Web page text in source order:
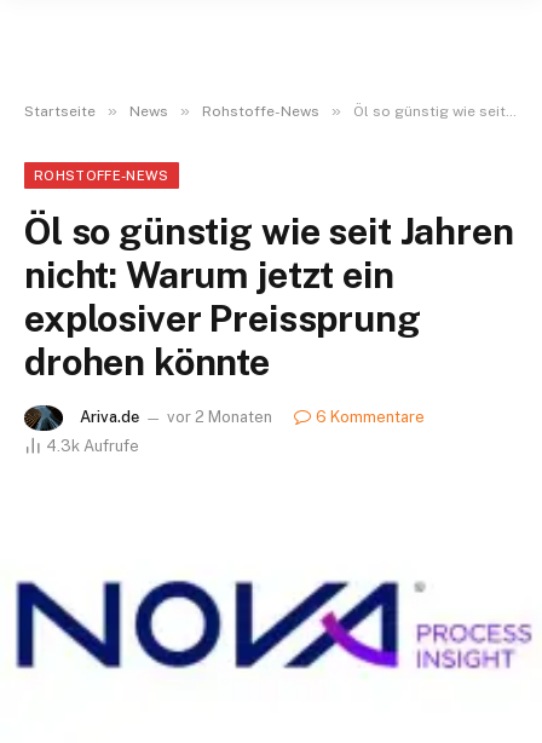
Startseite » News » Rohstoffe-News » Öl so günstig wie seit Jahren nicht: Warum jetzt ein explosiver Preissprung drohen könnte
ROHSTOFFE-NEWS
Öl so günstig wie seit Jahren
nicht: Warum jetzt ein
explosiver Preissprung
drohen könnte
Ariva.de vor 2 Monaten
6 Kommentare
4.3k Aufrufe